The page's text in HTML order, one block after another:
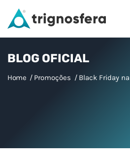
BLOG OFICIAL
Home Promoções Black Friday